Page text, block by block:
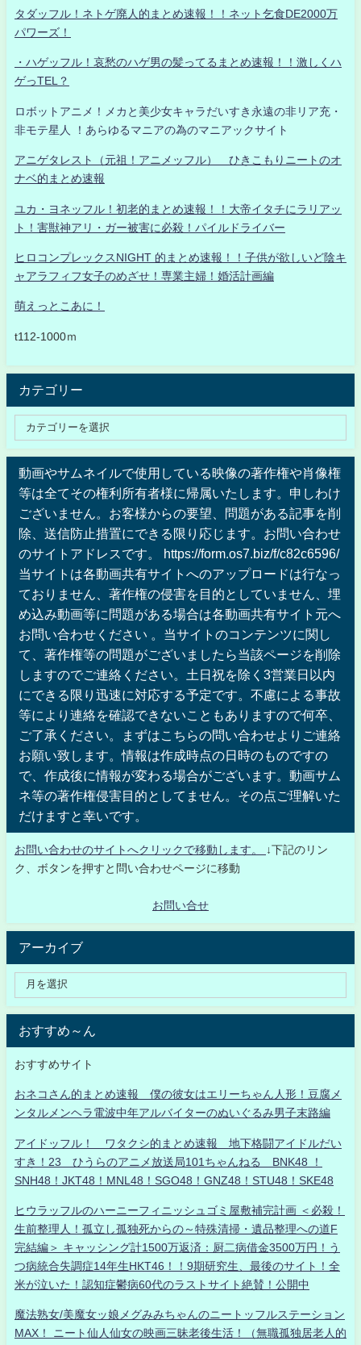
タダッフル！ネトゲ廃人的まとめ速報！！ネット乞食DE2000万
パワーズ！
・ハゲッフル！哀愁のハゲ男の髪ってるまとめ速報！！激しくハ
ゲっTEL？
ロボットアニメ！メカと美少女キャラだいすき永遠の非リア充・
非モテ星人 ！あらゆるマニアの為のマニアックサイト
アニゲタレスト（元祖！アニメッフル） ひきこもりニートのオ
ナベ的まとめ速報
ユカ・ヨネッフル！初老的まとめ速報！！大帝イタチにラリアッ
ト！害獣神アリ・ガー被害に必殺！パイルドライバー
ヒロコンプレックスNIGHT 的まとめ速報！！子供が欲しいど陰キ
ャアラフィフ女子のめざせ！専業主婦！婚活計画編
萌えっとこあに！
t112-1000ｍ
カテゴリー
動画やサムネイルで使用している映像の著作権や肖像権
等は全てその権利所有者様に帰属いたします。申しわけ
ございません。お客様からの要望、問題がある記事を削
除、送信防止措置にできる限り応じます。お問い合わせ
のサイトアドレスです。 https://form.os7.biz/f/c82c6596/
当サイトは各動画共有サイトへのアップロードは行なっ
ておりません、著作権の侵害を目的としていません、埋
め込み動画等に問題がある場合は各動画共有サイト元へ
お問い合わせください 。当サイトのコンテンツに関し
て、著作権等の問題がございましたら当該ページを削除
しますのでご連絡ください。土日祝を除く3営業日以内
にできる限り迅速に対応する予定です。不慮による事故
等により連絡を確認できないこともありますので何卒、
ご了承ください。まずはこちらの問い合わせよりご連絡
お願い致します。情報は作成時点の日時のものですの
で、作成後に情報が変わる場合がございます。動画サム
ネ等の著作権侵害目的としてません。その点ご理解いた
だけますと幸いです。
お問い合わせのサイトへクリックで移動します。
↓下記のリン
ク、ボタンを押すと問い合わせページに移動
お問い合せ
アーカイブ
おすすめ～ん
おすすめサイト
おネコさん的まとめ速報 僕の彼女はエリーちゃん人形！豆腐メ
ンタルメンヘラ電波中年アルバイターのぬいぐるみ男子末路編
アイドッフル！ ワタクシ的まとめ速報 地下格闘アイドルだい
すき！23 ひうらのアニメ放送局101ちゃんねる BNK48 ！
SNH48！JKT48！MNL48！SGO48！GNZ48！STU48！SKE48
ヒウラッフルのハーニーフィニッシュゴミ屋敷補完計画 ＜必殺！
生前整理人！孤立し孤独死からの～特殊清掃・遺品整理への道F
完結編＞ キャッシング計1500万返済：厨二病借金3500万円！う
つ病統合失調症14年生HKT46！！9期研究生、最後のサイト！全
米が泣いた！認知症鬱病60代のラストサイト絶賛！公開中
魔法熟女/美魔女ッ娘メグみみちゃんのニートッフルステーション
MAX！ ニート仙人仙女の映画三昧老後生活！（無職孤独居老人的